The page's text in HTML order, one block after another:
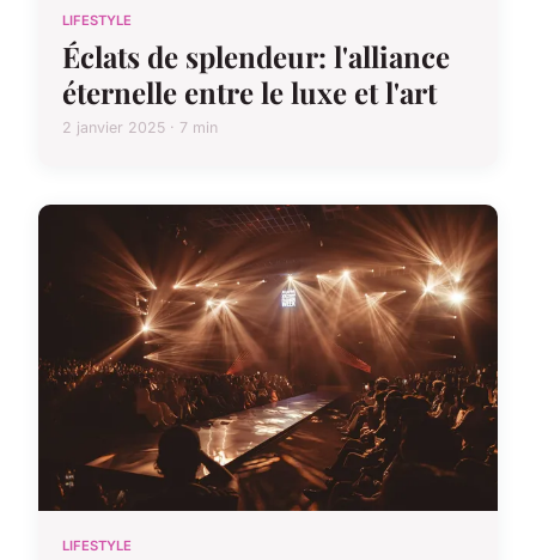
LIFESTYLE
Éclats de splendeur: l'alliance
éternelle entre le luxe et l'art
2 janvier 2025 · 7 min
LIFESTYLE